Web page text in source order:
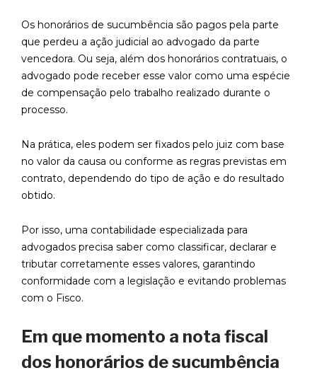
Os honorários de sucumbência são pagos pela parte
que perdeu a ação judicial ao advogado da parte
vencedora. Ou seja, além dos honorários contratuais, o
advogado pode receber esse valor como uma espécie
de compensação pelo trabalho realizado durante o
processo.
Na prática, eles podem ser fixados pelo juiz com base
no valor da causa ou conforme as regras previstas em
contrato, dependendo do tipo de ação e do resultado
obtido.
Por isso, uma contabilidade especializada para
advogados precisa saber como classificar, declarar e
tributar corretamente esses valores, garantindo
conformidade com a legislação e evitando problemas
com o Fisco.
Em que momento a nota fiscal
dos honorários de sucumbência